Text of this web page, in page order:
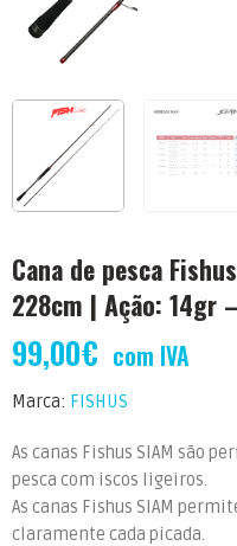
Cana de pesca
228cm | Ação: 14gr
99,00€ com IVA
Marca: FISHUS
As canas Fishus SIAM são
pesca com iscos ligeiros.
As canas Fishus SIAM
claramente cada picada.